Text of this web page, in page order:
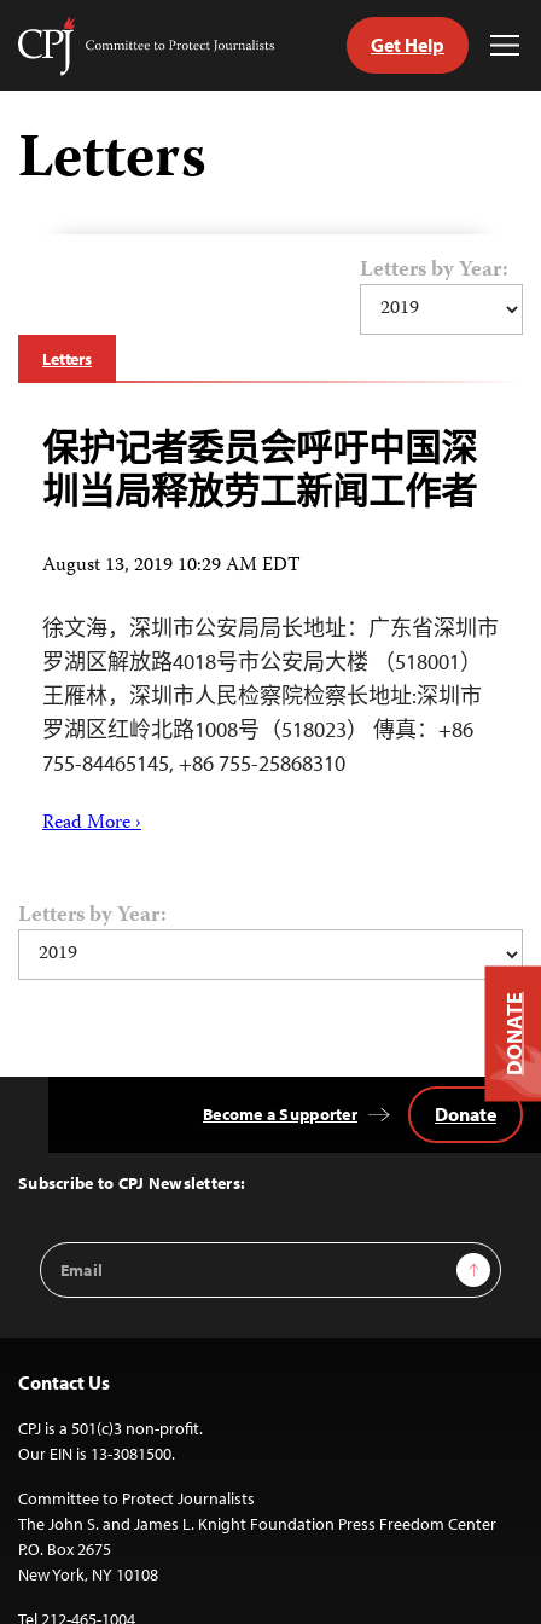
Skip
content
Committee
Get Help
Letters
Letters by Year:
Letters
保护记者委员会呼吁中国深
圳当局释放劳工新闻工作者
August 13, 2019 10:29 AM EDT
徐文海，深圳市公安局局长地址：广东省深圳市
罗湖区解放路4018号市公安局大楼 （518001）
王雁林，深圳市人民检察院检察长地址:深圳市
罗湖区红岭北路1008号（518023） 傳真：+86
755-84465145, +86 755-25868310
Read More ›
Letters by Year:
Top
Subscribe to CPJ Newsletters:
Email
Address
Sign Up
Become a Supporter Donate
Contact Us
CPJ is a 501(c)3 non-profit.
Our EIN is 13-3081500.
Committee to Protect Journalists
The John S. and James L. Knight Foundation Press Freedom Center
P.O. Box 2675
New York, NY 10108
Tel 212-465-1004
DONATE